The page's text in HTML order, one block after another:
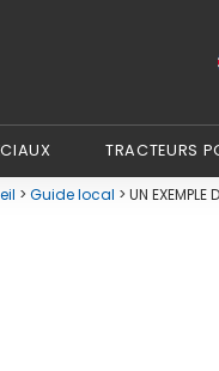
TRACTEURS
>Guide local > UN